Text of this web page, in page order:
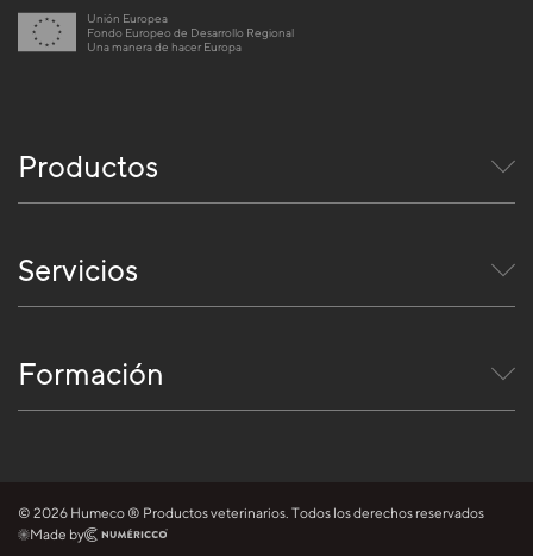
Unión Europea
Fondo Europeo de Desarrollo Regional
Una manera de hacer Europa
Productos
Servicios
Formación
© 2026 Humeco ® Productos veterinarios. Todos los derechos reservados
Made by